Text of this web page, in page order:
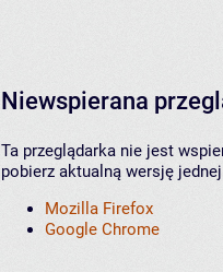
Niewspierana
Ta przeglądarka nie jest
pobierz aktualną wersję
Mozilla Firefox
Google Chrome